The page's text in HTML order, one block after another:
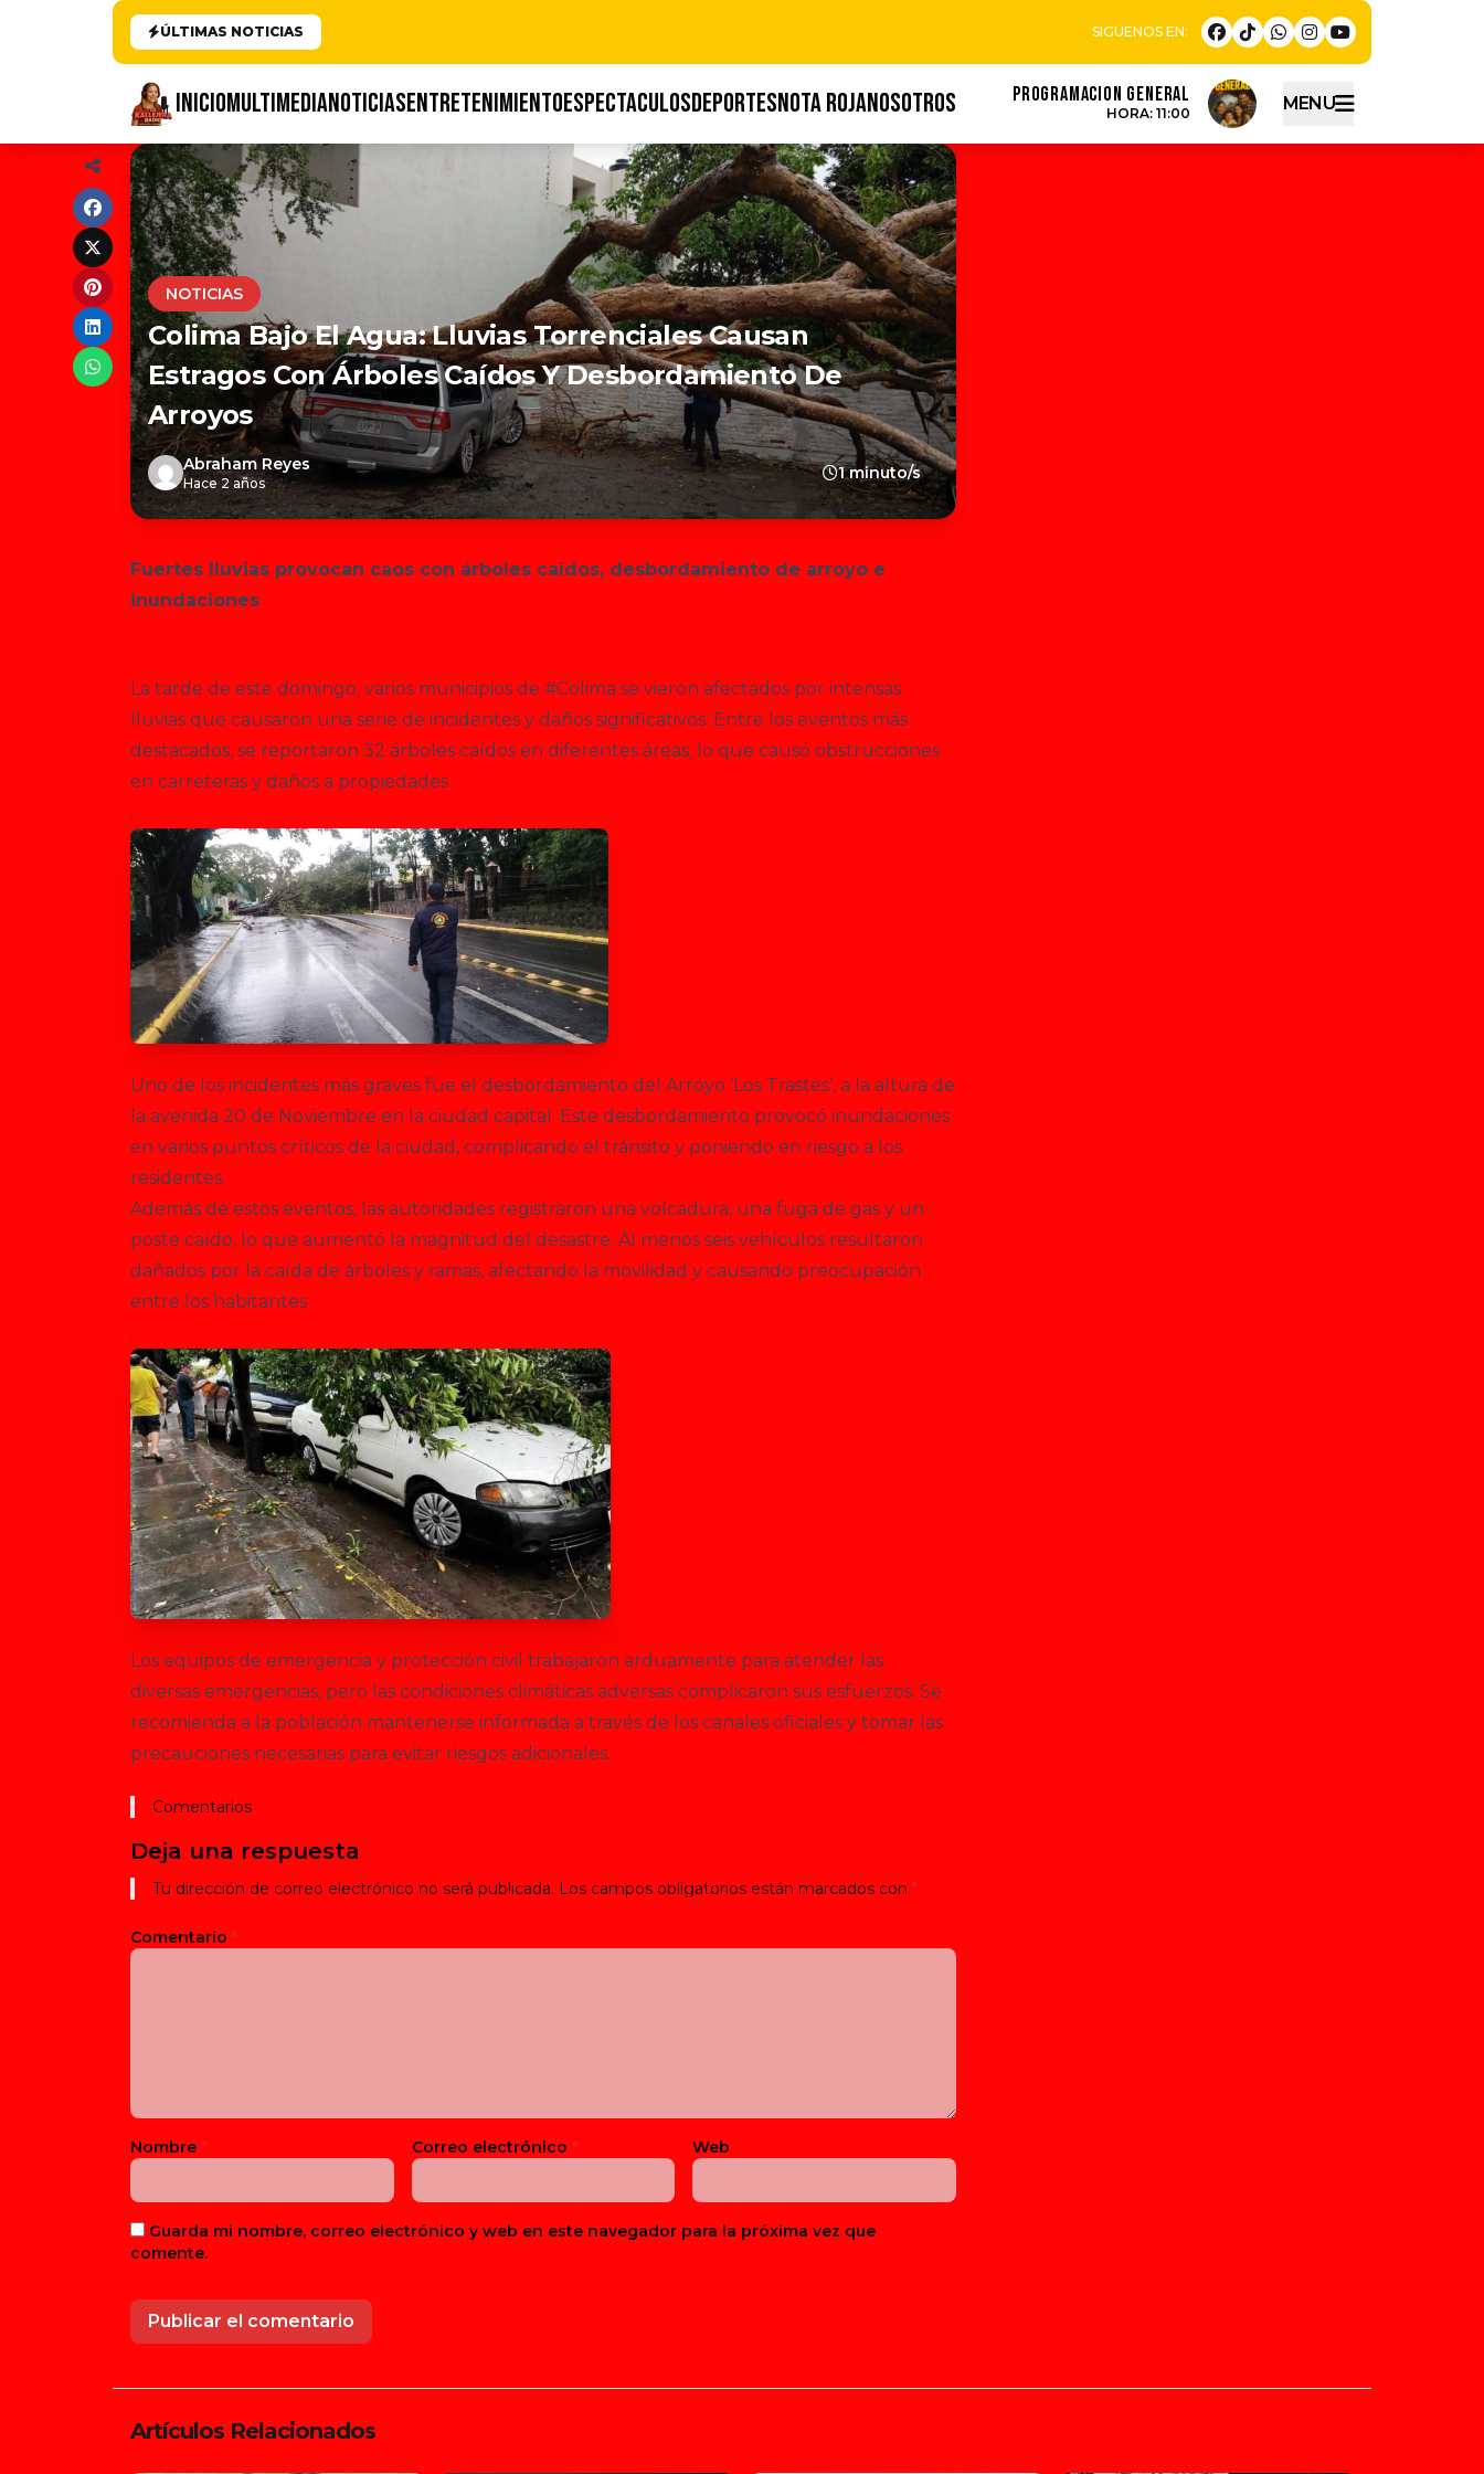
ÚLTIMAS NOTICIAS
INICIOMULTIMEDIANOTICIASENTRETENIMIENTOESPECTACULOSDEPORTESNOTA ROJANOSOTROS PROGRAMACION GENERAL
HORA: 11:00 MENU
NOTICIAS
Colima Bajo El Agua: Lluvias Torrenciales Causan
Estragos Con Árboles Caídos Y Desbordamiento De
Arroyos
Abraham Reyes
Hace 2 años
1 minuto/s
Fuertes lluvias provocan caos con árboles caídos, desbordamiento de arroyo e
inundaciones
La tarde de este domingo, varios municipios de #Colima se vieron afectados por intensas
lluvias que causaron una serie de incidentes y daños significativos. Entre los eventos más
destacados, se reportaron 32 árboles caídos en diferentes áreas, lo que causó obstrucciones
en carreteras y daños a propiedades
.
Uno de los incidentes más graves fue el desbordamiento del Arroyo ‘Los Trastes’, a la altura de
la avenida 20 de Noviembre en la ciudad capital. Este desbordamiento provocó inundaciones
en varios puntos críticos de la ciudad, complicando el tránsito y poniendo en riesgo a los
residentes.
Además de estos eventos, las autoridades registraron una volcadura, una fuga de gas y un
poste caído, lo que aumentó la magnitud del desastre. Al menos seis vehículos resultaron
dañados por la caída de árboles y ramas, afectando la movilidad y causando preocupación
entre los habitantes
.
Los equipos de emergencia y protección civil trabajaron arduamente para atender las
diversas emergencias, pero las condiciones climáticas adversas complicaron sus esfuerzos. Se
recomienda a la población mantenerse informada a través de los canales oficiales y tomar las
precauciones necesarias para evitar riesgos adicionales.
Comentarios
Deja una respuesta
Tu dirección de correo electrónico no será publicada. Los campos obligatorios están marcados con *
Comentario *
Nombre * Correo electrónico * Web
Guarda mi nombre, correo electrónico y web en este navegador para la próxima vez que
comente.
Artículos Relacionados